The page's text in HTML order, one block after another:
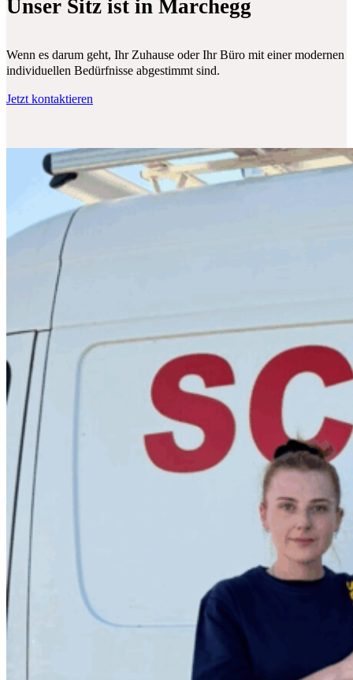
Unser Sitz ist in Marchegg
Wenn es darum geht, Ihr Zuhause oder Ihr Büro mit einer
individuellen Bedürfnisse abgestimmt sind.
Jetzt kontaktieren